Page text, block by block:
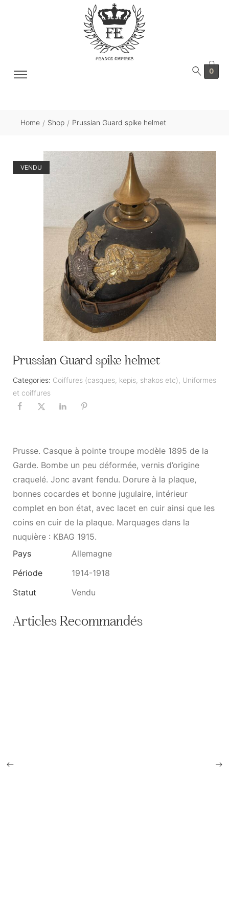
0
Home / Shop / Prussian Guard spike helmet
VENDU
Prussian Guard spike helmet
Categories: Coiffures (casques, kepis, shakos etc), Uniformes
et coiffures
Prusse. Casque à pointe troupe modèle 1895 de la
Garde. Bombe un peu déformée, vernis d’origine
craquelé. Jonc avant fendu. Dorure à la plaque,
bonnes cocardes et bonne jugulaire, intérieur
complet en bon état, avec lacet en cuir ainsi que les
coins en cuir de la plaque. Marquages dans la
nuquière : KBAG 1915.
Pays
Allemagne
Période
1914-1918
Statut
Vendu
Articles Recommandés